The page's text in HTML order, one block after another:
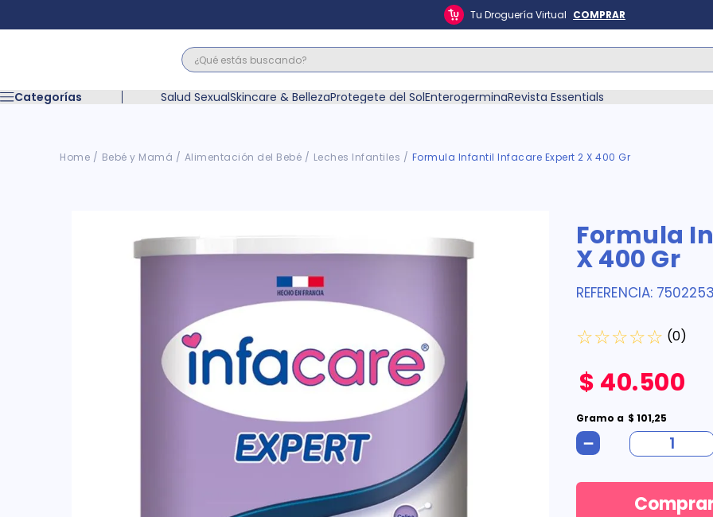
Tu Droguería Virtual COMPRAR
¿Qué estás buscando?
Categorías Salud SexualSkincare & BellezaProtegete del SolEnterogerminaRevista Essentials
Bebé y Mamá Alimentación del Bebé Leches Infantiles Formula Infantil Infacare Expert 2 X 400 Gr
Formula
X 400 Gr
REFERENCIA:
☆☆☆☆☆ (0)
$ 40.500
Gramo a $ 101,25
－
Términos Más Buscados
marimer
mounjaro
. vitamina c